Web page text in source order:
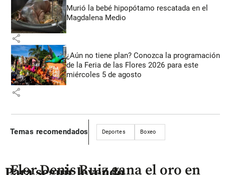
Murió la bebé hipopótamo rescatada en el
Magdalena Medio
share
¿Aún no tiene plan? Conozca la programación
de la Feria de las Flores 2026 para este
miércoles 5 de agosto
share
Temas recomendados Deportes Boxeo
Flor Denis Ruiz gana el oro en